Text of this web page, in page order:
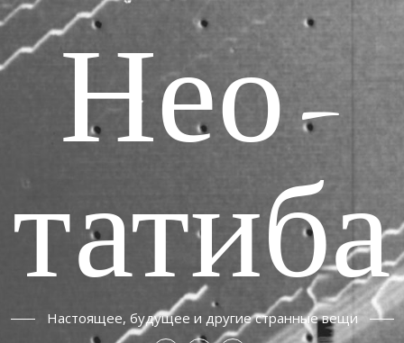
Нео-
татиба
Настоящее, будущее и другие странные вещи